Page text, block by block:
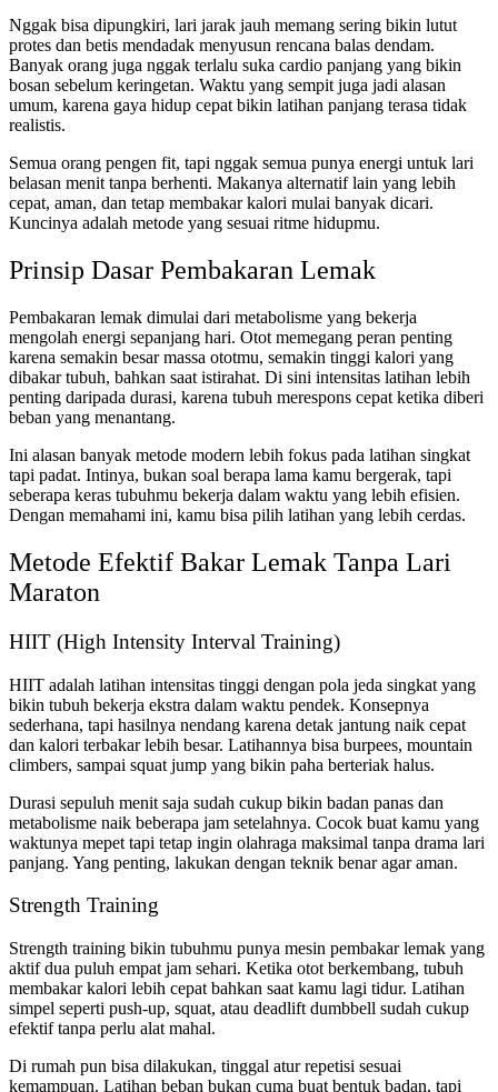
Nggak bisa dipungkiri, lari jarak jauh memang sering bikin lutut
protes dan betis mendadak menyusun rencana balas dendam.
Banyak orang juga nggak terlalu suka cardio panjang yang bikin
bosan sebelum keringetan. Waktu yang sempit juga jadi alasan
umum, karena gaya hidup cepat bikin latihan panjang terasa tidak
realistis.
Semua orang pengen fit, tapi nggak semua punya energi untuk lari
belasan menit tanpa berhenti. Makanya alternatif lain yang lebih
cepat, aman, dan tetap membakar kalori mulai banyak dicari.
Kuncinya adalah metode yang sesuai ritme hidupmu.
Prinsip Dasar Pembakaran Lemak
Pembakaran lemak dimulai dari metabolisme yang bekerja
mengolah energi sepanjang hari. Otot memegang peran penting
karena semakin besar massa ototmu, semakin tinggi kalori yang
dibakar tubuh, bahkan saat istirahat. Di sini intensitas latihan lebih
penting daripada durasi, karena tubuh merespons cepat ketika diberi
beban yang menantang.
Ini alasan banyak metode modern lebih fokus pada latihan singkat
tapi padat. Intinya, bukan soal berapa lama kamu bergerak, tapi
seberapa keras tubuhmu bekerja dalam waktu yang lebih efisien.
Dengan memahami ini, kamu bisa pilih latihan yang lebih cerdas.
Metode Efektif Bakar Lemak Tanpa Lari
Maraton
HIIT (High Intensity Interval Training)
HIIT adalah latihan intensitas tinggi dengan pola jeda singkat yang
bikin tubuh bekerja ekstra dalam waktu pendek. Konsepnya
sederhana, tapi hasilnya nendang karena detak jantung naik cepat
dan kalori terbakar lebih besar. Latihannya bisa burpees, mountain
climbers, sampai squat jump yang bikin paha berteriak halus.
Durasi sepuluh menit saja sudah cukup bikin badan panas dan
metabolisme naik beberapa jam setelahnya. Cocok buat kamu yang
waktunya mepet tapi tetap ingin olahraga maksimal tanpa drama lari
panjang. Yang penting, lakukan dengan teknik benar agar aman.
Strength Training
Strength training bikin tubuhmu punya mesin pembakar lemak yang
aktif dua puluh empat jam sehari. Ketika otot berkembang, tubuh
membakar kalori lebih cepat bahkan saat kamu lagi tidur. Latihan
simpel seperti push-up, squat, atau deadlift dumbbell sudah cukup
efektif tanpa perlu alat mahal.
Di rumah pun bisa dilakukan, tinggal atur repetisi sesuai
kemampuan. Latihan beban bukan cuma buat bentuk badan, tapi